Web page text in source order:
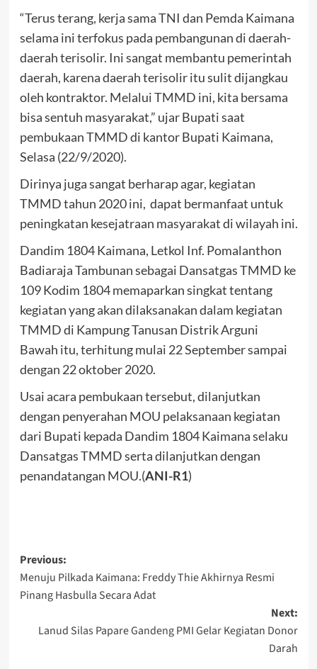
“Terus terang, kerja sama TNI dan Pemda Kaimana
selama ini terfokus pada pembangunan di daerah-
daerah terisolir. Ini sangat membantu pemerintah
daerah, karena daerah terisolir itu sulit dijangkau
oleh kontraktor. Melalui TMMD ini, kita bersama
bisa sentuh masyarakat,” ujar Bupati saat
pembukaan TMMD di kantor Bupati Kaimana,
Selasa (22/9/2020).
Dirinya juga sangat berharap agar, kegiatan
TMMD tahun 2020 ini, dapat bermanfaat untuk
peningkatan kesejatraan masyarakat di wilayah ini.
Dandim 1804 Kaimana, Letkol Inf. Pomalanthon
Badiaraja Tambunan sebagai Dansatgas TMMD ke
109 Kodim 1804 memaparkan singkat tentang
kegiatan yang akan dilaksanakan dalam kegiatan
TMMD di Kampung Tanusan Distrik Arguni
Bawah itu, terhitung mulai 22 September sampai
dengan 22 oktober 2020.
Usai acara pembukaan tersebut, dilanjutkan
dengan penyerahan MOU pelaksanaan kegiatan
dari Bupati kepada Dandim 1804 Kaimana selaku
Dansatgas TMMD serta dilanjutkan dengan
penandatangan MOU.(ANI-R1)
Post
navigation
Previous:
Menuju Pilkada Kaimana: Freddy Thie Akhirnya Resmi
Pinang Hasbulla Secara Adat
Next:
Lanud Silas Papare Gandeng PMI Gelar Kegiatan Donor
Darah